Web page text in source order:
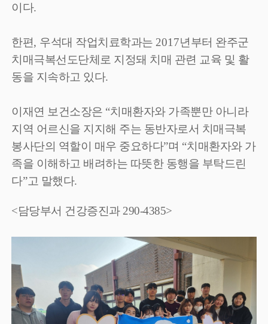
이다.
한편, 우석대 작업치료학과는 2017년부터 완주군
치매극복선도단체로 지정돼 치매 관련 교육 및 활
동을 지속하고 있다.
이재연 보건소장은 “치매환자와 가족뿐만 아니라
지역 어르신을 지지해 주는 동반자로서 치매극복
봉사단의 역할이 매우 중요하다”며 “치매환자와 가
족을 이해하고 배려하는 따뜻한 동행을 부탁드린
다”고 말했다.
<담당부서 건강증진과 290-4385>